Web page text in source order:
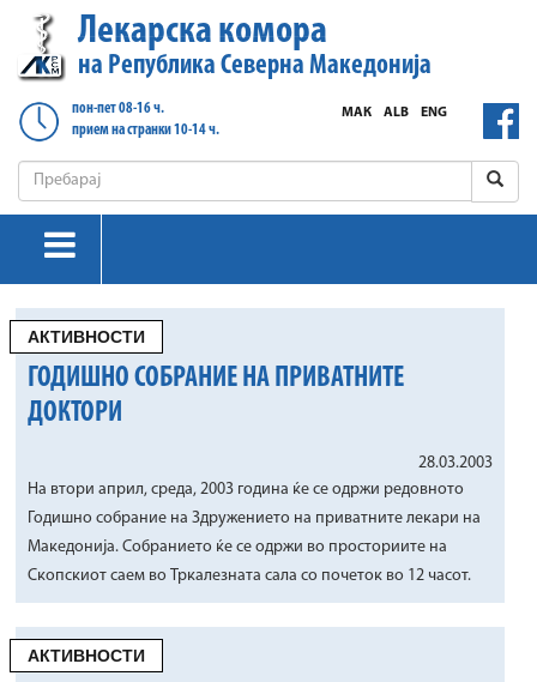
Лекарска комора
на Република Северна Македонија
пон-пет 08-16 ч.
прием на странки 10-14 ч.
ENG
ALB
МАК
АКТИВНОСТИ
ГОДИШНО СОБРАНИЕ НА ПРИВАТНИТЕ
ДОКТОРИ
28.03.2003
На втори април, среда, 2003 година ќе се одржи редовното
Годишно собрание на Здружението на приватните лекари на
Македонија. Собранието ќе се одржи во просториите на
Скопскиот саем во Тркалезната сала со почеток во 12 часот.
АКТИВНОСТИ